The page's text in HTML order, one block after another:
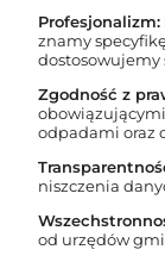
Profesjonalizm:
znamy
dostosowujemy
Zgodność z
odpadami oraz
niszczenia
od urzędów